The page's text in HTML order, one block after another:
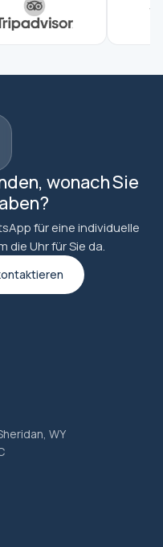
wonach Sie
für eine individuelle
die Uhr für Sie da.
WY